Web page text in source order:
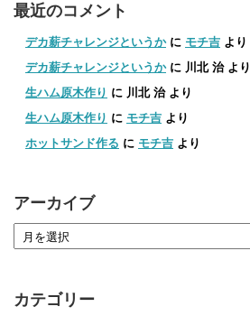
最近のコメント
デカ薪チャレンジというかに モチ吉 より
デカ薪チャレンジというかに 川北 治より
生ハム原木作り に 川北 治より
生ハム原木作り に モチ吉 より
ホットサンド作る に モチ吉 より
アーカイブ
カテゴリー